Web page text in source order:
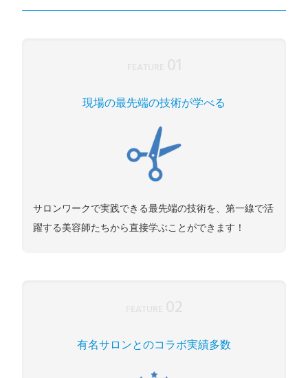
現場の最先端の技術が学べる
サロンワークで実践できる最先端の技術を、第一線で活
躍する美容師たちから直接学ぶことができます！
有名サロンとのコラボ実績多数